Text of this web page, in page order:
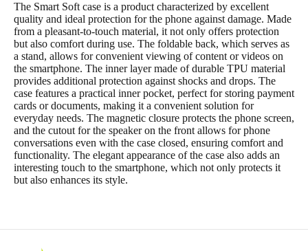
The Smart Soft case is a product characterized by excellent
quality and ideal protection for the phone against damage. Made
from a pleasant-to-touch material, it not only offers protection
but also comfort during use. The foldable back, which serves as
a stand, allows for convenient viewing of content or videos on
the smartphone. The inner layer made of durable TPU material
provides additional protection against shocks and drops. The
case features a practical inner pocket, perfect for storing payment
cards or documents, making it a convenient solution for
everyday needs. The magnetic closure protects the phone screen,
and the cutout for the speaker on the front allows for phone
conversations even with the case closed, ensuring comfort and
functionality. The elegant appearance of the case also adds an
interesting touch to the smartphone, which not only protects it
but also enhances its style.